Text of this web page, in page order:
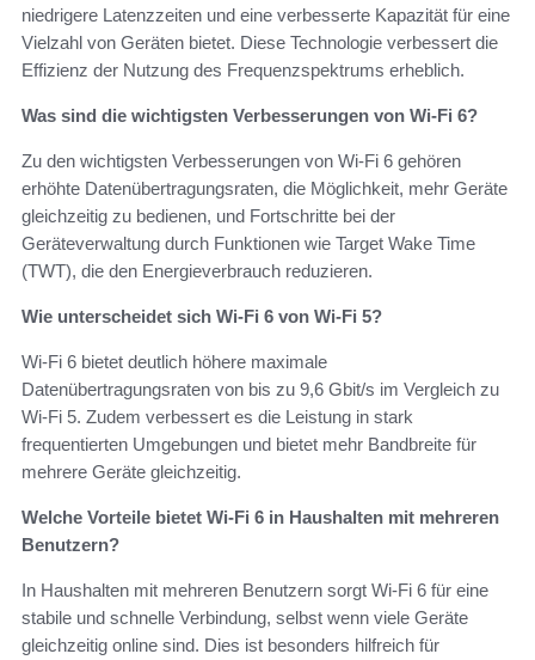
niedrigere Latenzzeiten und eine verbesserte Kapazität für eine
Vielzahl von Geräten bietet. Diese Technologie verbessert die
Effizienz der Nutzung des Frequenzspektrums erheblich.
Was sind die wichtigsten Verbesserungen von Wi-Fi 6?
Zu den wichtigsten Verbesserungen von Wi-Fi 6 gehören
erhöhte Datenübertragungsraten, die Möglichkeit, mehr Geräte
gleichzeitig zu bedienen, und Fortschritte bei der
Geräteverwaltung durch Funktionen wie Target Wake Time
(TWT), die den Energieverbrauch reduzieren.
Wie unterscheidet sich Wi-Fi 6 von Wi-Fi 5?
Wi-Fi 6 bietet deutlich höhere maximale
Datenübertragungsraten von bis zu 9,6 Gbit/s im Vergleich zu
Wi-Fi 5. Zudem verbessert es die Leistung in stark
frequentierten Umgebungen und bietet mehr Bandbreite für
mehrere Geräte gleichzeitig.
Welche Vorteile bietet Wi-Fi 6 in Haushalten mit mehreren
Benutzern?
In Haushalten mit mehreren Benutzern sorgt Wi-Fi 6 für eine
stabile und schnelle Verbindung, selbst wenn viele Geräte
gleichzeitig online sind. Dies ist besonders hilfreich für